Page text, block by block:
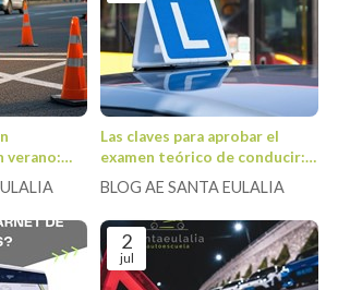
verano:
para
Las claves para aprobar el
examen teórico de conducir:
consejos y recursos para
estudiar
BLOG AE SANTA EULALIA
2
jul